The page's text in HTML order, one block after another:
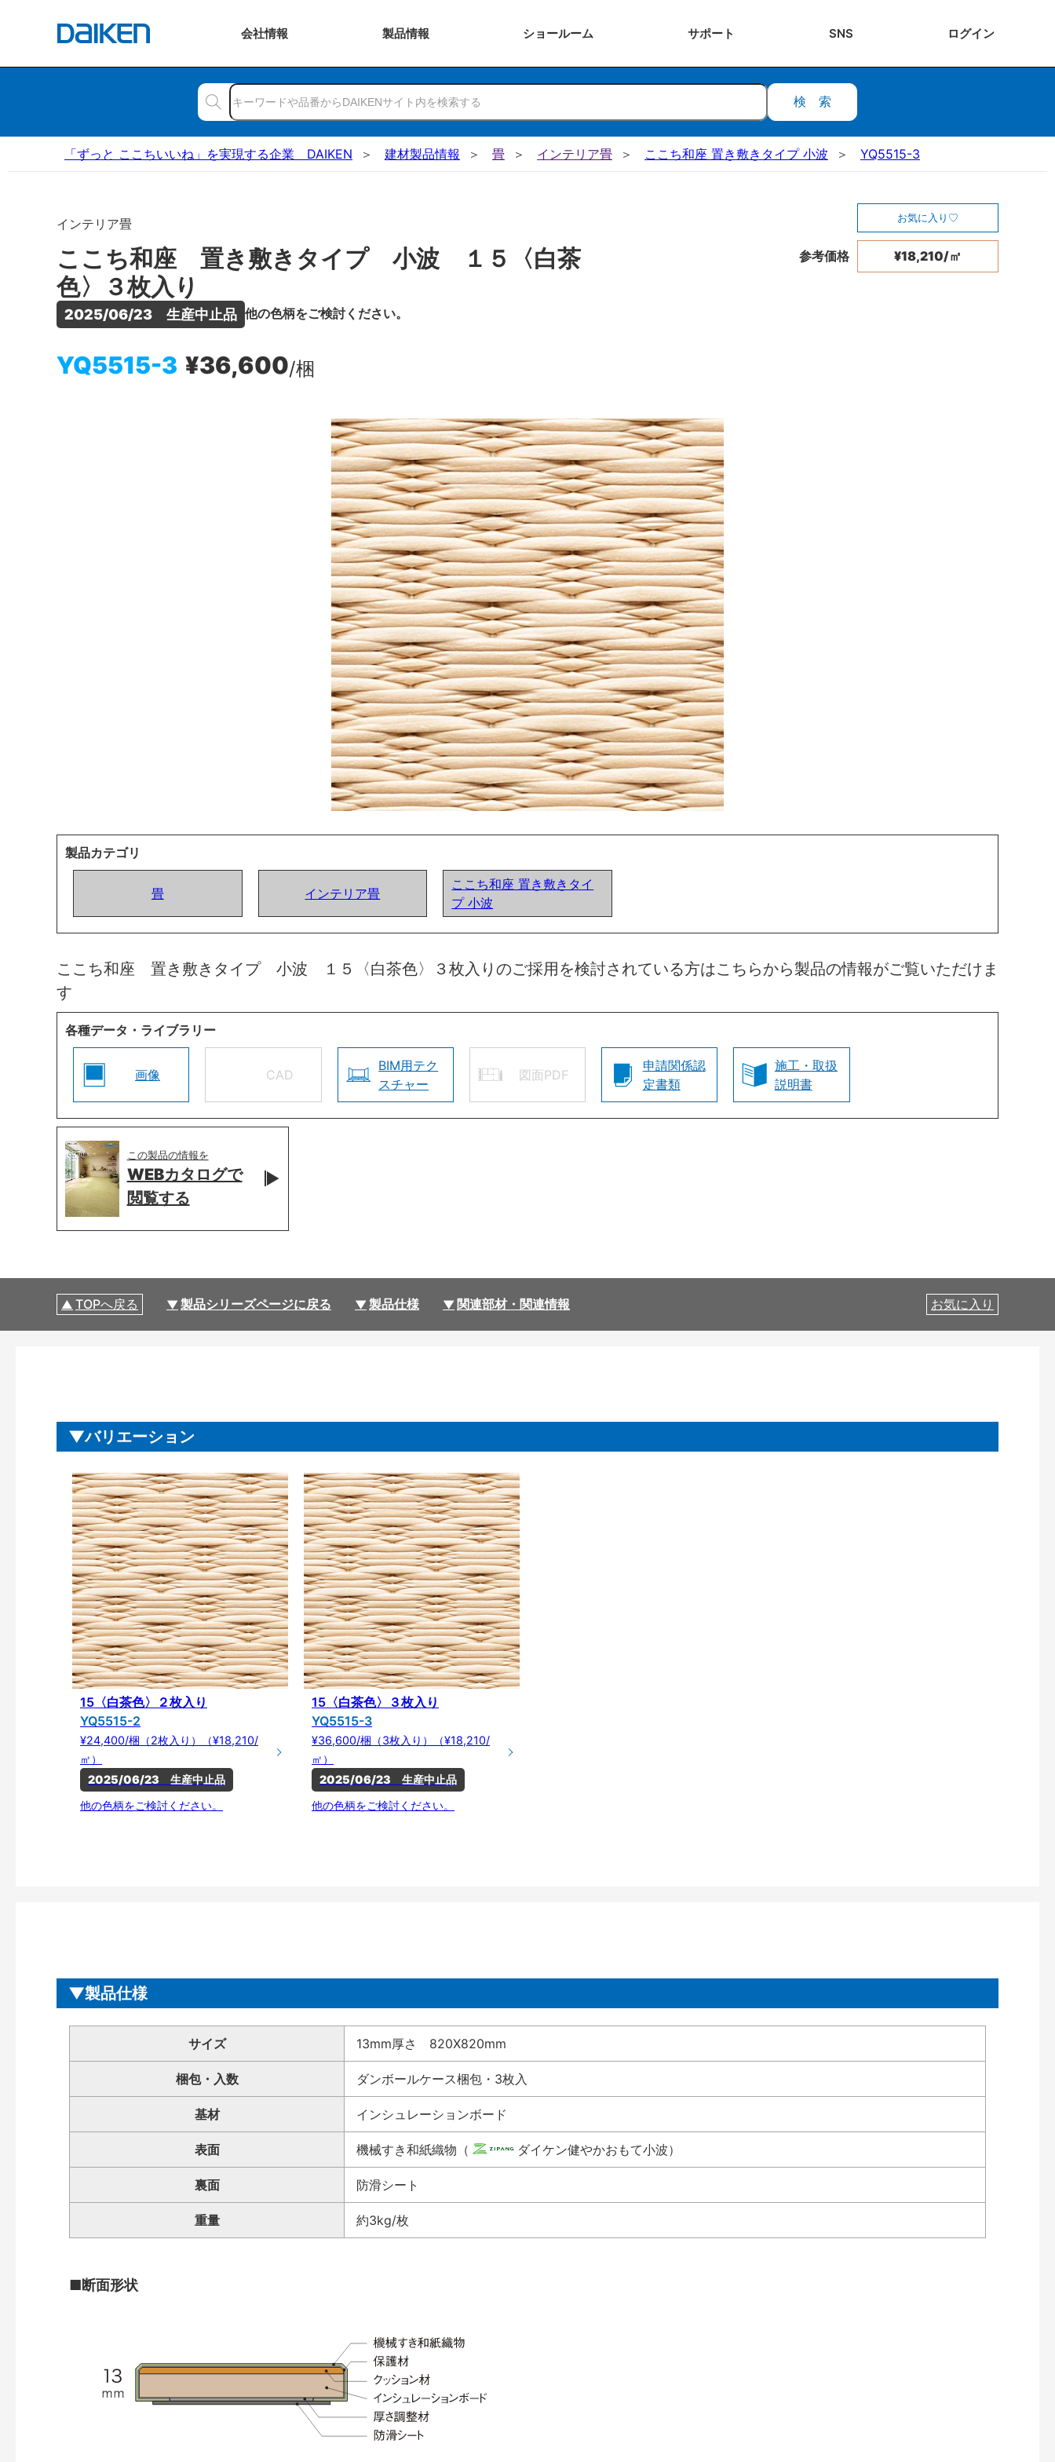
会社情報 製品情報 ショールーム サポート SNS ログイン
検索
「ずっと ここちいいね」を実現する企業 DAIKEN 建材製品情報 畳 インテリア畳 ここち和座 置き敷きタイプ 小波 YQ5515-3
インテリア畳
ここち和座 置き敷きタイプ 小波 １５〈白茶
色〉３枚入り
2025/06/23　生産中止品 他の色柄をご検討ください。
YQ5515-3 ¥36,600/梱
お気に入り
参考価格 ¥18,210/㎡
製品カテゴリ
畳 インテリア畳
ここち和座 置き敷きタイ
プ 小波
ここち和座 置き敷きタイプ 小波 １５〈白茶色〉３枚入りのご採用を検討されている方はこちらから製品の情報がご覧いただけま
す
各種データ・ライブラリー
画像 CAD
BIM用テク
スチャー
図面PDF
申請関係認
定書類
施工・取扱
説明書
この製品の情報を
WEBカタログで
閲覧する
TOPへ戻る 製品シリーズページに戻る 製品仕様 関連部材・関連情報 お気に入り
バリエーション
15〈白茶色〉２枚入り
YQ5515-2
¥24,400/梱（2枚入り）（¥18,210/
㎡）
2025/06/23　生産中止品
他の色柄をご検討ください。
15〈白茶色〉３枚入り
YQ5515-3
¥36,600/梱（3枚入り）（¥18,210/
㎡）
2025/06/23　生産中止品
他の色柄をご検討ください。
製品仕様
サイズ 13mm厚さ 820X820mm
梱包・入数 ダンボールケース梱包・3枚入
基材 インシュレーションボード
表面 機械すき和紙織物（ ダイケン健やかおもて小波）
裏面 防滑シート
重量 約3kg/枚
■断面形状